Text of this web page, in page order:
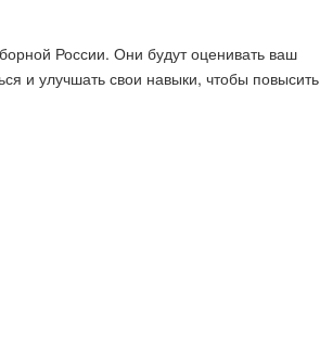
России. Они будут оценивать ваш
и улучшать свои навыки, чтобы повысить